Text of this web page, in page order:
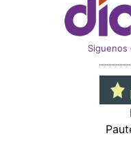
Siguenos